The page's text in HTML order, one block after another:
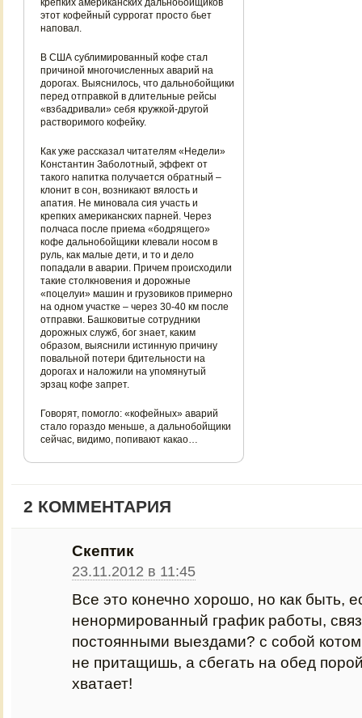
крепких американских дальнобойщиков
этот кофейный суррогат просто бьет
наповал.
В США сублимированный кофе стал
причиной многочисленных аварий на
дорогах. Выяснилось, что дальнобойщики
перед отправкой в длительные рейсы
«взбадривали» себя кружкой-другой
растворимого кофейку.
Как уже рассказал читателям «Недели»
Константин Заболотный, эффект от
такого напитка получается обратный –
клонит в сон, возникают вялость и
апатия. Не миновала сия участь и
крепких американских парней. Через
полчаса после приема «бодрящего»
кофе дальнобойщики клевали носом в
руль, как малые дети, и то и дело
попадали в аварии. Причем происходили
такие столкновения и дорожные
«поцелуи» машин и грузовиков примерно
на одном участке – через 30-40 км после
отправки. Башковитые сотрудники
дорожных служб, бог знает, каким
образом, выяснили истинную причину
повальной потери бдительности на
дорогах и наложили на упомянутый
эрзац кофе запрет.
Говорят, помогло: «кофейных» аварий
стало гораздо меньше, а дальнобойщики
сейчас, видимо, попивают какао…
2 КОММЕНТАРИЯ
Скептик
23.11.2012 в 11:45
Все это конечно хорошо, но как быть,
ненормированный график работы,
постоянными выездами? с собой
не притащишь, а сбегать на обед
хватает!